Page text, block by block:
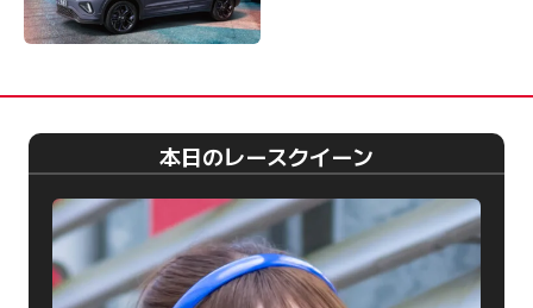
本日のレースクイーン